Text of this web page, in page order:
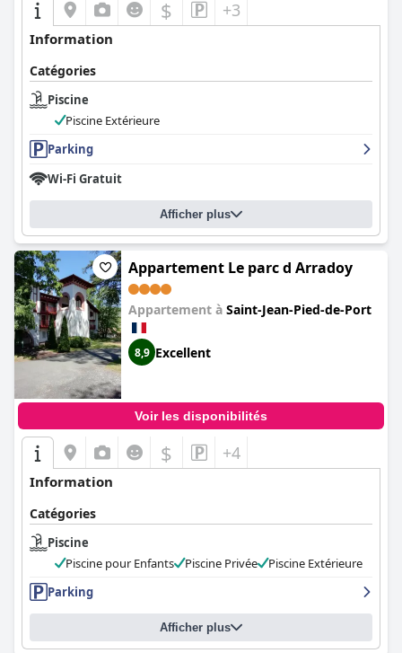
$ +3
Information
Catégories
Piscine
Piscine Extérieure
Parking
Wi-Fi Gratuit
Afficher plus
Appartement Le parc d Arradoy
Appartement à Saint-Jean-Pied-de-Port
8,9 Excellent
Voir les disponibilités
$ +4
Information
Catégories
Piscine
Piscine pour Enfants
Piscine Privée
Piscine Extérieure
Parking
Afficher plus